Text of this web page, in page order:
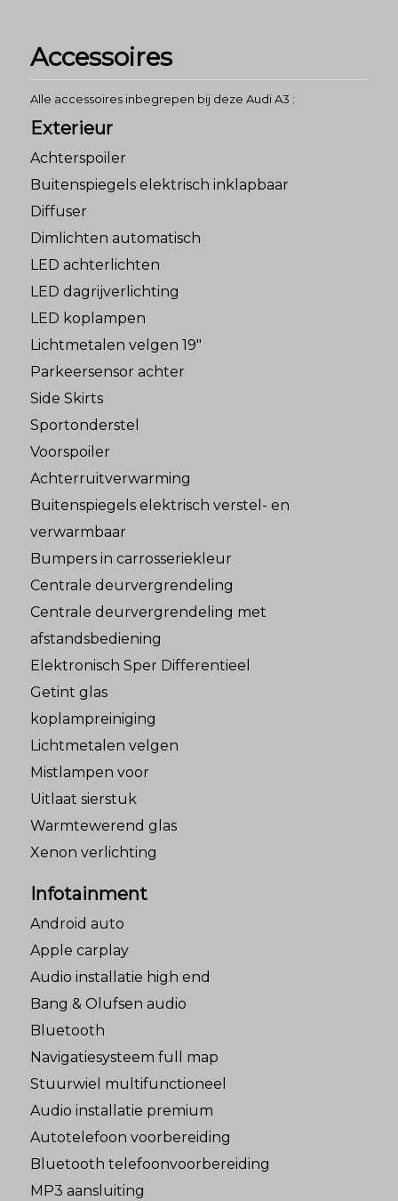
Accessoires
Alle accessoires inbegrepen bij deze Audi A3 :
Exterieur
Achterspoiler
Buitenspiegels elektrisch inklapbaar
Diffuser
Dimlichten automatisch
LED achterlichten
LED dagrijverlichting
LED koplampen
Lichtmetalen velgen 19"
Parkeersensor achter
Side Skirts
Sportonderstel
Voorspoiler
Achterruitverwarming
Buitenspiegels elektrisch verstel- en
verwarmbaar
Bumpers in carrosseriekleur
Centrale deurvergrendeling
Centrale deurvergrendeling met
afstandsbediening
Elektronisch Sper Differentieel
Getint glas
koplampreiniging
Lichtmetalen velgen
Mistlampen voor
Uitlaat sierstuk
Warmtewerend glas
Xenon verlichting
Infotainment
Android auto
Apple carplay
Audio installatie high end
Bang & Olufsen audio
Bluetooth
Navigatiesysteem full map
Stuurwiel multifunctioneel
Audio installatie premium
Autotelefoon voorbereiding
Bluetooth telefoonvoorbereiding
MP3 aansluiting